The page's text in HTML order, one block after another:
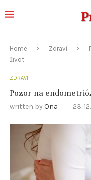
Home Zdraví
život
ZDRAVÍ
Pozor na
written by Ona 23.